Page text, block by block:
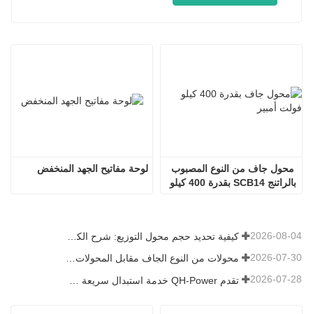
لوحة مفاتيح الجهد المنخفض
2026-08-04
محولات من النوع الجاف مقابل المحولات المغمورة بالزيت: كيفية اختيار النوع المناسب لمشروعك 2026-07-30
2026-07-28